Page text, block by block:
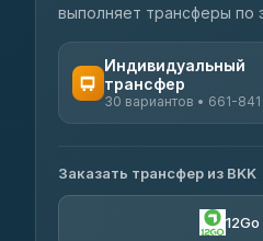
выполняет трансферы по
Индивидуальный
трансфер
30 вариантов • 661-
Khamkhun Tour And Travel
4.90(149)
Заказать трансфер из BKK